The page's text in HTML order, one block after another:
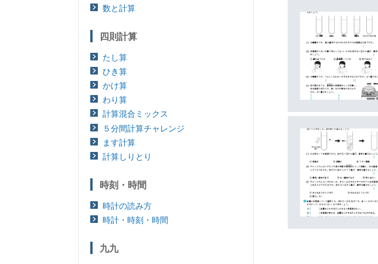
数と計算
四則計算
たし算
ひき算
かけ算
わり算
計算混合ミックス
５分間計算チャレンジ
ます計算
計算しりとり
時刻・時間
時計の読み方
時計・時刻・時間
九九